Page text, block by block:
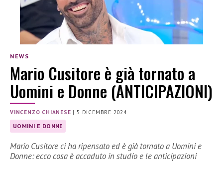
NEWS
Mario Cusitore è già tornato a
Uomini e Donne (ANTICIPAZIONI)
VINCENZO CHIANESE |5 DICEMBRE 2024
UOMINI E DONNE
Mario Cusitore ci ha ripensato ed è già tornato a Uomini e
Donne: ecco cosa è accaduto in studio e le anticipazioni